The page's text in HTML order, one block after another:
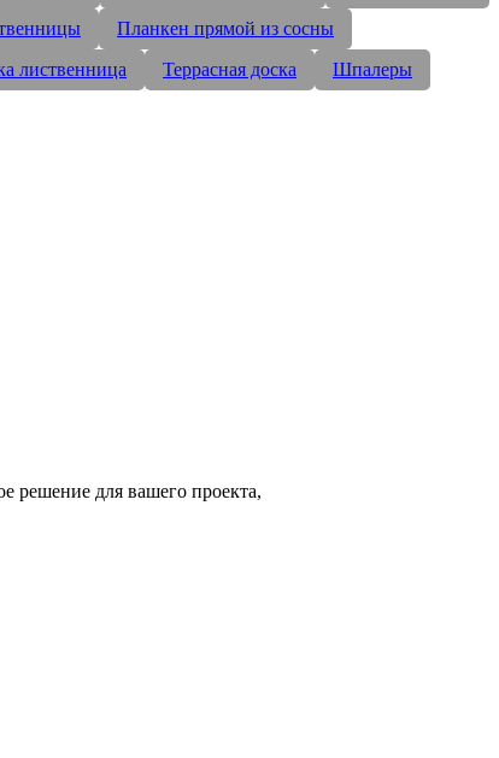
Планкен прямой из сосны
лиственница Террасная доска
Шпалеры
решение для вашего проекта,